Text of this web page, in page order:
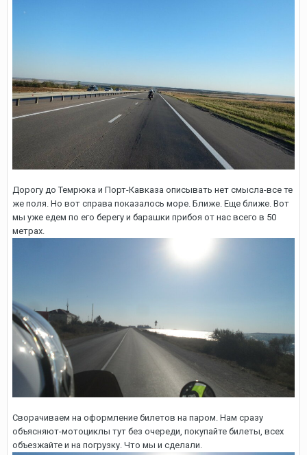
Дорогу до Темрюка и Порт-Кавказа описывать нет смысла-все те
же поля. Но вот справа показалось море. Ближе. Еще ближе. Вот
мы уже едем по его берегу и барашки прибоя от нас всего в 50
метрах.
Сворачиваем на оформление билетов на паром. Нам сразу
объясняют-мотоциклы тут без очереди, покупайте билеты, всех
объезжайте и на погрузку. Что мы и сделали.